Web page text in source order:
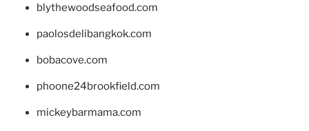
blythewoodseafood.com
paolosdelibangkok.com
bobacove.com
phoone24brookfield.com
mickeybarmama.com